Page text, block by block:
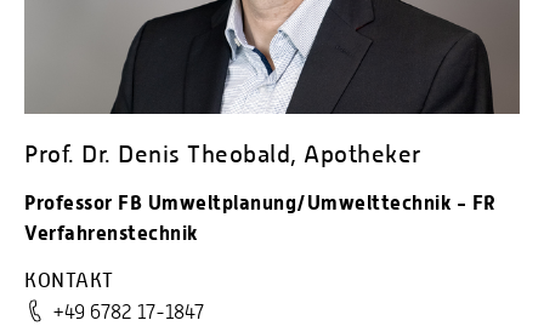
Personalvertretungen
Schwerbehindertenvertretungen
Informationssicherheit
Personalentwicklung
Prof. Dr. Denis Theobald, Apotheker
Professor FB Umweltplanung/Umwelttechnik - FR
Verfahrenstechnik
KONTAKT
+49 6782 17-1847